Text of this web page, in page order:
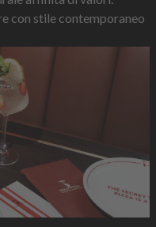
con stile contemporaneo